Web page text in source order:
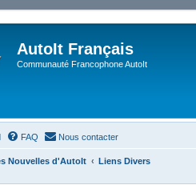
AutoIt Français
Communauté Francophone AutoIt
FAQ Nous contacter
Nouvelles d'AutoIt Liens Divers